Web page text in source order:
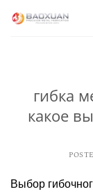
гибка
какое
Выбор